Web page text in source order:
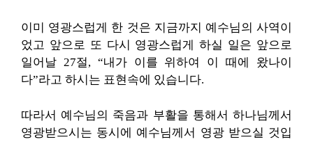
이미 영광스럽게 한 것은 지금까지 예수님의 사역이
었고 앞으로 또 다시 영광스럽게 하실 일은 앞으로
일어날 27절, “내가 이를 위하여 이 때에 왔나이
다”라고 하시는 표현속에 있습니다.
따라서 예수님의 죽음과 부활을 통해서 하나님께서
영광받으시는 동시에 예수님께서 영광 받으실 것입